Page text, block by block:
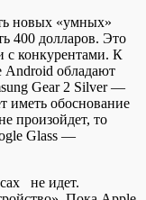
новых «умных»
400 долларов. Это
с конкурентами. К
Android обладают
Gear 2 Silver —
иметь обоснование
произойдет, то
Glass —
не идет.